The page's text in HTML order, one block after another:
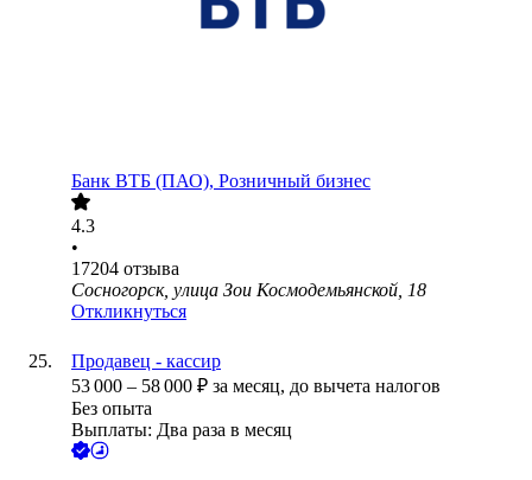
Банк ВТБ (ПАО), Розничный бизнес
4.3
•
17204 отзыва
Сосногорск, улица Зои Космодемьянской, 18
Откликнуться
Продавец - кассир
53 000 – 58 000 ₽ за месяц, до вычета налогов
Без опыта
Выплаты: Два раза в месяц